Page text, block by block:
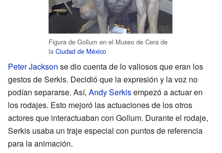
Figura de Gollum en el Museo de Cera de
la Ciudad de México
Peter Jackson se dio cuenta de lo valiosos que eran los
gestos de Serkis. Decidió que la expresión y la voz no
podían separarse. Así, Andy Serkisempezó a actuar en
los rodajes. Esto mejoró las actuaciones de los otros
actores que interactuaban con Gollum. Durante el rodaje,
Serkis usaba un traje especial con puntos de referencia
para la animación.